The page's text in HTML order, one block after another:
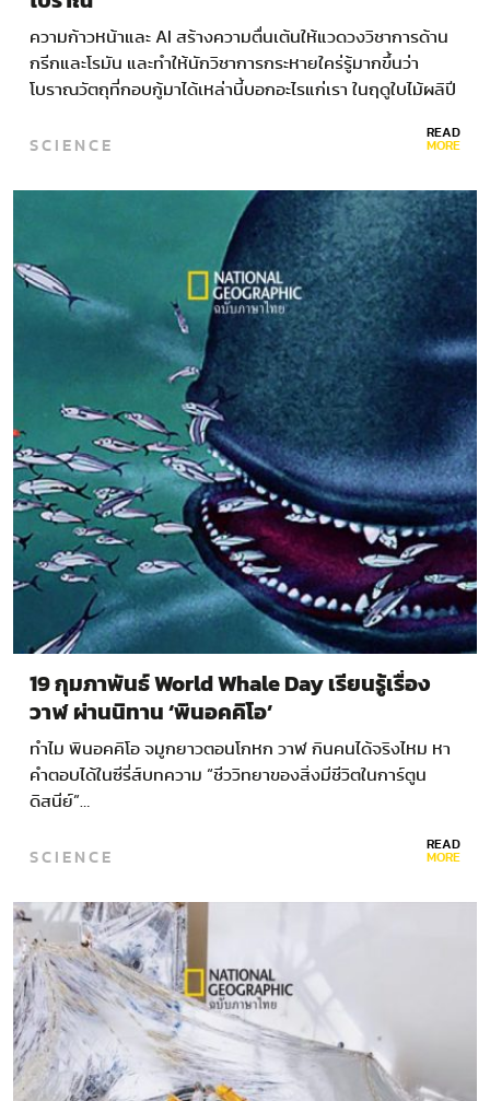
ความก้าวหน้าและ AI สร้างความตื่นเต้นให้แวดวงวิชาการด้าน
กรีกและโรมัน และทำให้นักวิชาการกระหายใคร่รู้มากขึ้นว่า
โบราณวัตถุที่กอบกู้มาได้เหล่านี้บอกอะไรแก่เรา ในฤดูใบไม้ผลิปี
SCIENCE READ
MORE
19 กุมภาพันธ์ World Whale Day เรียนรู้เรื่อง
วาฬ ผ่านนิทาน ‘พินอคคิโอ’
ทำไม พินอคคิโอ จมูกยาวตอนโกหก วาฬ กินคนได้จริงไหม หา
คำตอบได้ในซีรี่ส์บทความ “ชีววิทยาของสิ่งมีชีวิตในการ์ตูน
ดิสนีย์”…
SCIENCE READ
MORE